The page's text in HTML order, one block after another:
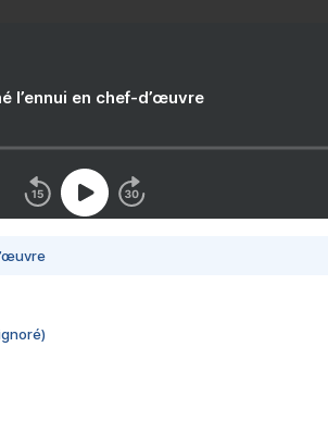
l’ennui en chef-d’œuvre